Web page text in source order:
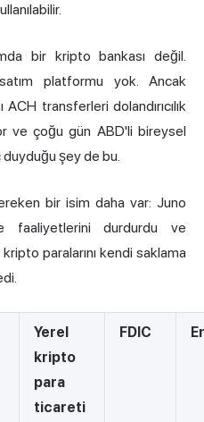
bir kripto bankası değil.
platformu yok. Ancak
transferleri dolandırıcılık
ve çoğu gün ABD'li bireysel
duyduğu şey de bu.
bir isim daha var: Juno
faaliyetlerini durdurdu ve
paralarını kendi saklama
Yerel
kripto
para
ticareti
FDIC